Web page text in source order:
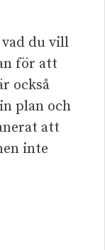
du vill
för att
också
plan och
att
inte